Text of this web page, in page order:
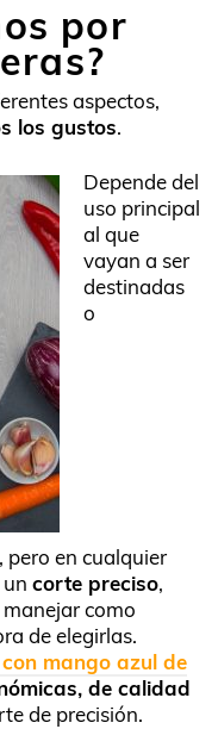
por
aspectos,
los gustos.
Depende del
uso principal
al que
vayan a ser
destinadas
o
pero en cualquier
corte preciso,
manejar como
de elegirlas.
mango azul de
de calidad
de precisión.